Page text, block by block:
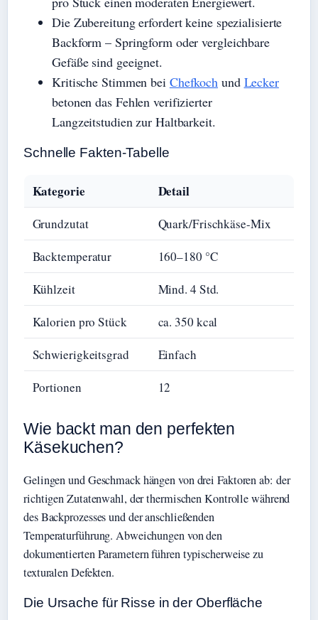
Die Zubereitung erfordert keine spezialisierte
Backform – Springform oder vergleichbare
Gefäße sind geeignet.
Kritische Stimmen bei Chefkoch und Lecker
betonen das Fehlen verifizierter
Langzeitstudien zur Haltbarkeit.
Schnelle Fakten-Tabelle
Kategorie Detail
Grundzutat
Quark/Frischkäse-Mix
Backtemperatur
160–180 °C
Kühlzeit
Mind. 4 Std.
Kalorien pro Stück
ca. 350 kcal
Schwierigkeitsgrad
Einfach
Portionen
12
Wie backt man den perfekten
Käsekuchen?
Gelingen und Geschmack hängen von drei Faktoren ab: der
richtigen Zutatenwahl, der thermischen Kontrolle während
des Backprozesses und der anschließenden
Temperaturführung. Abweichungen von den
dokumentierten Parametern führen typischerweise zu
texturalen Defekten.
Die Ursache für Risse in der Oberfläche